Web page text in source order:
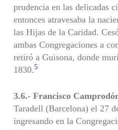
prudencia en las delicadas
entonces atravesaba la
las Hijas de la Caridad.
ambas Congregaciones a
retiró a Guisona, donde
1830.5
3.6.- Francisco
Taradell (Barcelona) el 27
ingresando en la